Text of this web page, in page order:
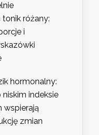
różany:
i
hormonalny:
niskim indeksie
wspierają
zmian